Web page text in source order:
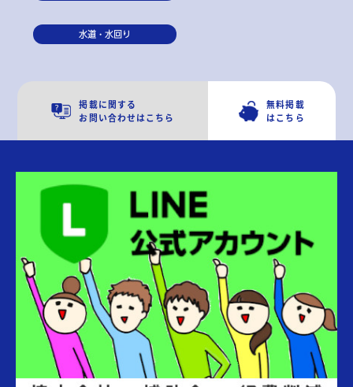
水道・水回り
掲載に関する
お問い合わせはこちら
無料掲載
はこちら